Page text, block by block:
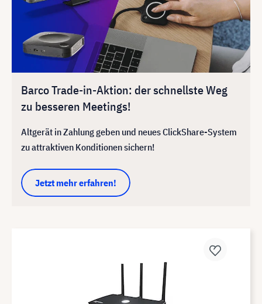
Barco Trade-in-Aktion: der schnellste Weg
zu besseren Meetings!
Altgerät in Zahlung geben und neues ClickShare-System
zu attraktiven Konditionen sichern!
Jetzt mehr erfahren!